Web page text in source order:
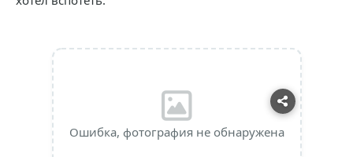
Ошибка, фотография не обнаружена